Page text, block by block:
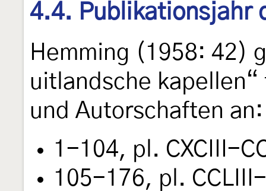
4.4. Publikationsjahr
Hemming (1958: 42)
uitlandsche
und Autorschaften an:
1-104, pl. CXCIII-
105-176, pl. CCLIII-